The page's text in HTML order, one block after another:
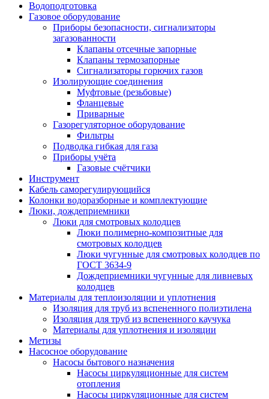
Водоподготовка
Газовое оборудование
Приборы безопасности, сигнализаторы
загазованности
Клапаны отсечные запорные
Клапаны термозапорные
Сигнализаторы горючих газов
Изолирующие соединения
Муфтовые (резьбовые)
Фланцевые
Приварные
Газорегуляторное оборудование
Фильтры
Подводка гибкая для газа
Приборы учёта
Газовые счётчики
Инструмент
Кабель саморегулирующийся
Колонки водоразборные и комплектующие
Люки, дождеприемники
Люки для смотровых колодцев
Люки полимерно-композитные для
смотровых колодцев
Люки чугунные для смотровых колодцев по
ГОСТ 3634-9
Дождеприемники чугунные для ливневых
колодцев
Материалы для теплоизоляции и уплотнения
Изоляция для труб из вспененного полиэтилена
Изоляция для труб из вспененного каучука
Материалы для уплотнения и изоляции
Метизы
Насосное оборудование
Насосы бытового назначения
Насосы циркуляционные для систем
отопления
Насосы циркуляционные для систем